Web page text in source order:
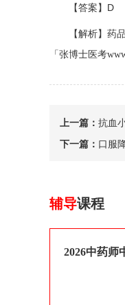
【答案】D
【解析】药
「张博士医考
上一篇： 抗血
下一篇： 口服
辅导课程
2026中药师